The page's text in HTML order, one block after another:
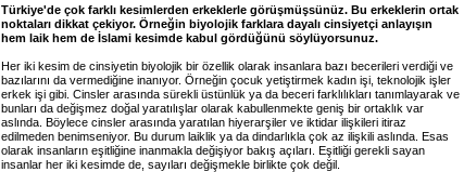
Türkiye'de çok farklı kesimlerden erkeklerle görüşmüşsünüz. Bu erkeklerin ortak
noktaları dikkat çekiyor. Örneğin biyolojik farklara dayalı cinsiyetçi anlayışın
hem laik hem de İslami kesimde kabul gördüğünü söylüyorsunuz.
Her iki kesim de cinsiyetin biyolojik bir özellik olarak insanlara bazı becerileri verdiği ve
bazılarını da vermediğine inanıyor. Örneğin çocuk yetiştirmek kadın işi, teknolojik işler
erkek işi gibi. Cinsler arasında sürekli üstünlük ya da beceri farklılıkları tanımlayarak ve
bunları da değişmez doğal yaratılışlar olarak kabullenmekte geniş bir ortaklık var
aslında. Böylece cinsler arasında yaratılan hiyerarşiler ve iktidar ilişkileri itiraz
edilmeden benimseniyor. Bu durum laiklik ya da dindarlıkla çok az ilişkili aslında. Esas
olarak insanların eşitliğine inanmakla değişiyor bakış açıları. Eşitliği gerekli sayan
insanlar her iki kesimde de, sayıları değişmekle birlikte çok değil.